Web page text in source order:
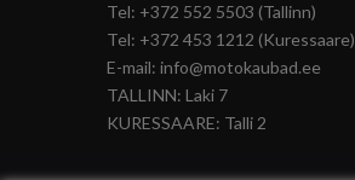
Tel: +372 552 5503 (Tallinn)
Tel: +372 453 1212 (Kuressaare)
E-mail: info@motokaubad.ee
TALLINN: Laki 7
KURESSAARE: Talli 2